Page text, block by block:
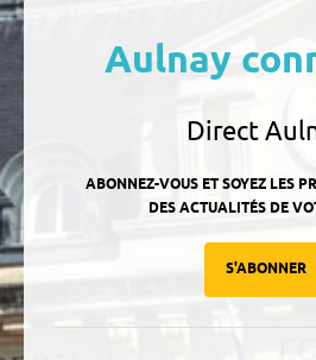
Aulnay
Direct
ABONNEZ-VOUS ET SOYEZ LES
DES ACTUALITÉS DE
S'ABONNER